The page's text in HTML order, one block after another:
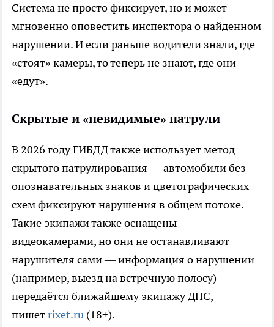
Система не просто фиксирует, но и может
мгновенно оповестить инспектора о найденном
нарушении. И если раньше водители знали, где
«стоят» камеры, то теперь не знают, где они
«едут».
Скрытые и «невидимые» патрули
В 2026 году ГИБДД также использует метод
скрытого патрулирования — автомобили без
опознавательных знаков и цветографических
схем фиксируют нарушения в общем потоке.
Такие экипажи также оснащены
видеокамерами, но они не останавливают
нарушителя сами — информация о нарушении
(например, выезд на встречную полосу)
передаётся ближайшему экипажу ДПС,
пишетrixet.ru (18+).